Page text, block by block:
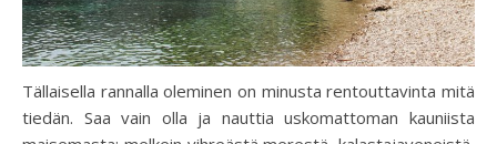
Tällaisella rannalla oleminen on minusta rentouttavinta mitä
tiedän. Saa vain olla ja nauttia uskomattoman kauniista